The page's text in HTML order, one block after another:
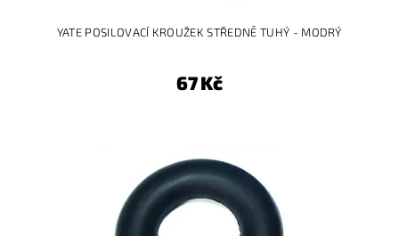
YATE POSILOVACÍ KROUŽEK STŘEDNĚ TUHÝ - MODRÝ
67 Kč